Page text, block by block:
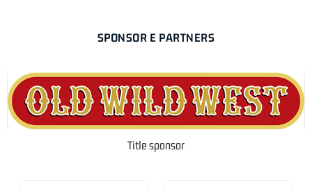
SPONSOR E PARTNERS
Title sponsor